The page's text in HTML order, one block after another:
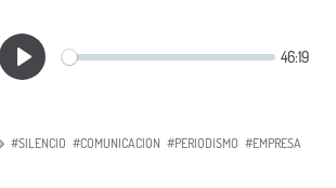
#SILENCIO #COMUNICACION #PERIODISMO #EMPRESA